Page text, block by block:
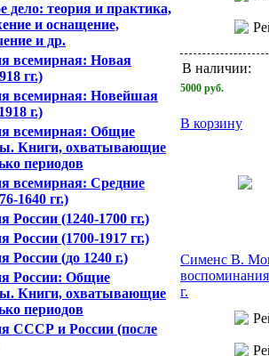
дело: теория и практика,
и оснащение,
и др.
всемирная: Новая
гг.)
всемирная: Новейшая
г.)
всемирная: Общие
Книги, охватывающие
периодов
всемирная: Средние
1640 гг.)
России (1240-1700 гг.)
России (1700-1917 гг.)
России (до 1240 г.)
России: Общие
Книги, охватывающие
периодов
СССР и России (после
В наличии:
5000 руб.
В корзину
Сименс В.
г.